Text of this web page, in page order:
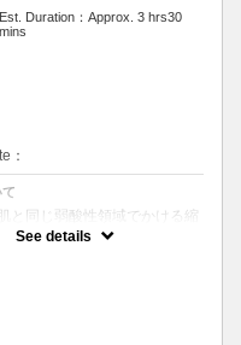
Est. Duration：Approx. 3 hrs30
mins
：
と同じ弱酸性領域でかける縮
せさせることなく、気になる
See details